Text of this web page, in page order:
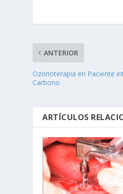
ANTERIOR
Ozonoterapia en Paciente
Carbono
ARTÍCULOS